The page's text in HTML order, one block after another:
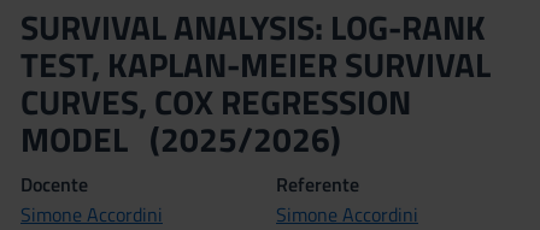
SURVIVAL ANALYSIS: LOG-RANK
TEST, KAPLAN-MEIER SURVIVAL
CURVES, COX REGRESSION
MODEL (2025/2026)
Docente
Simone Accordini
Referente
Simone Accordini